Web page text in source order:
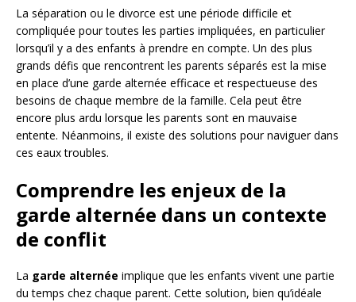
La séparation ou le divorce est une période difficile et
compliquée pour toutes les parties impliquées, en particulier
lorsqu’il y a des enfants à prendre en compte. Un des plus
grands défis que rencontrent les parents séparés est la mise
en place d’une garde alternée efficace et respectueuse des
besoins de chaque membre de la famille. Cela peut être
encore plus ardu lorsque les parents sont en mauvaise
entente. Néanmoins, il existe des solutions pour naviguer dans
ces eaux troubles.
Comprendre les enjeux de la
garde alternée dans un contexte
de conflit
La garde alternée implique que les enfants vivent une partie
du temps chez chaque parent. Cette solution, bien qu’idéale